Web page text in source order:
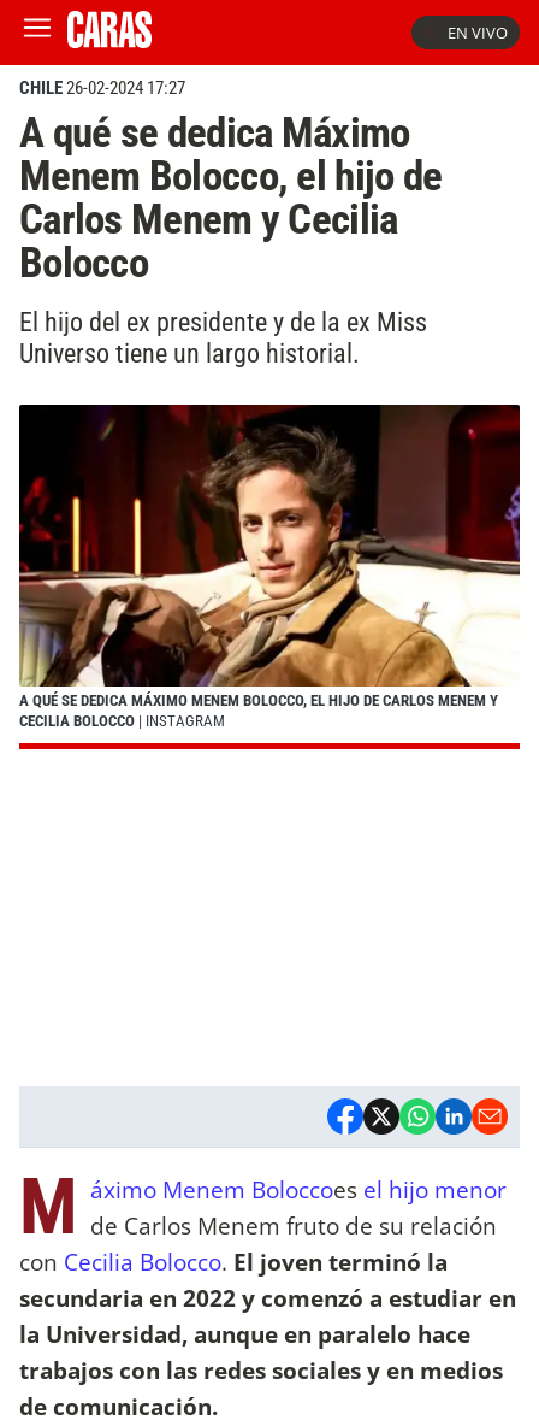
EN VIVO
CHILE26-02-2024 17:27
A qué se dedica Máximo
Menem Bolocco, el hijo de
Carlos Menem y Cecilia
Bolocco
El hijo del ex presidente y de la ex Miss
Universo tiene un largo historial.
A QUÉ SE DEDICA MÁXIMO MENEM BOLOCCO, EL HIJO DE CARLOS MENEM Y
CECILIA BOLOCCO | INSTAGRAM
M áximo Menem Boloccoes el hijo menor
de Carlos Menem fruto de su relación
con Cecilia Bolocco. El joven terminó la
secundaria en 2022 y comenzó a estudiar en
la Universidad, aunque en paralelo hace
trabajos con las redes sociales y en medios
de comunicación.